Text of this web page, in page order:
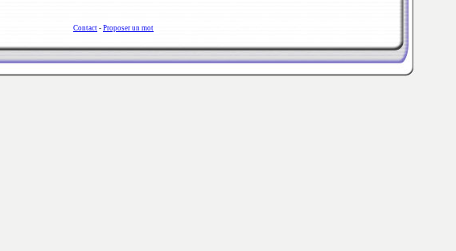
Contact - Proposer un mot